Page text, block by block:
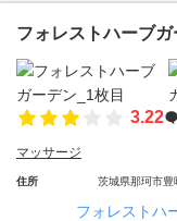
フォレストハーブガ
3.22
マッサージ
住所 茨城県那珂市豊
フォレストハ